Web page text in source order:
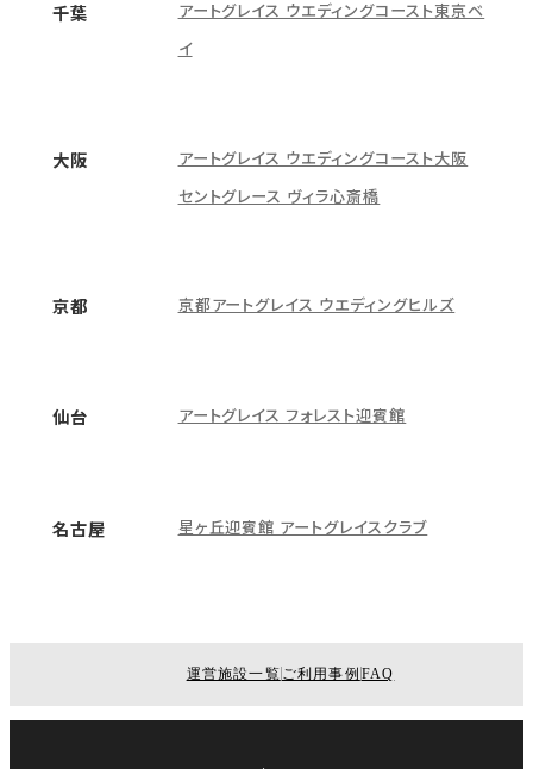
千葉
アートグレイス ウエディングコースト東京ベ
イ
大阪
アートグレイス ウエディングコースト大阪
セントグレース ヴィラ心斎橋
京都 京都アートグレイス ウエディングヒルズ
仙台 アートグレイス フォレスト迎賓館
名古屋 星ヶ丘迎賓館 アートグレイスクラブ
運営施設一覧 ご利用事例 FAQ